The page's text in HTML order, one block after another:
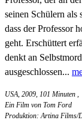
seinen Schülern als
dass der Professor
geht. Erschüttert
denkt an
ausgeschlossen...
USA, 2009, 101 Minuten ,
Ein Film von Tom Ford
Produktion: Artina Films/